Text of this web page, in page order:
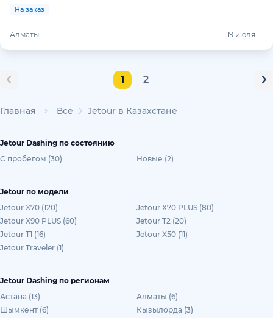
На заказ
Алматы 19 июля
1 2
Главная Все Jetour в Казахстане
Jetour Dashing по состоянию
С пробегом (30)
Новые (2)
Jetour по модели
Jetour X70 (120)
Jetour X70 PLUS (80)
Jetour X90 PLUS (60)
Jetour T2 (20)
Jetour T1 (16)
Jetour X50 (11)
Jetour Traveler (1)
Jetour Dashing по регионам
Астана (13)
Алматы (6)
Шымкент (6)
Кызылорда (3)